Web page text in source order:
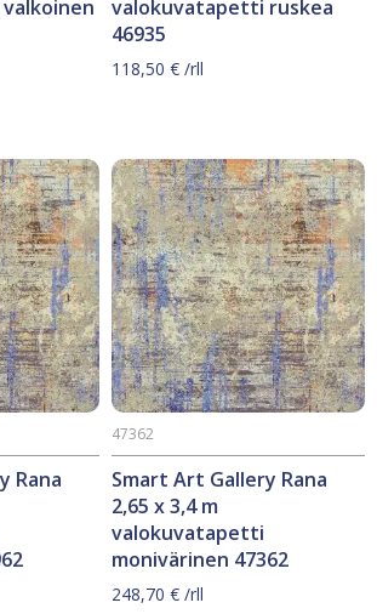
valokuvatapetti ruskea
46935
118,50 € /rll
Rana
Smart Art Gallery Rana
2,65 x 3,4 m
valokuvatapetti
monivärinen 47362
47362
248,70 € /rll